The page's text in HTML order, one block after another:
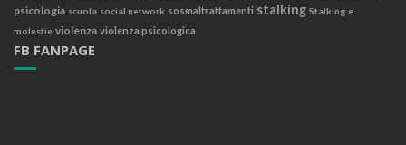
psicologia scuola social network sosmaltrattamenti stalking Stalking e
molestie violenza violenza psicologica
FB FANPAGE